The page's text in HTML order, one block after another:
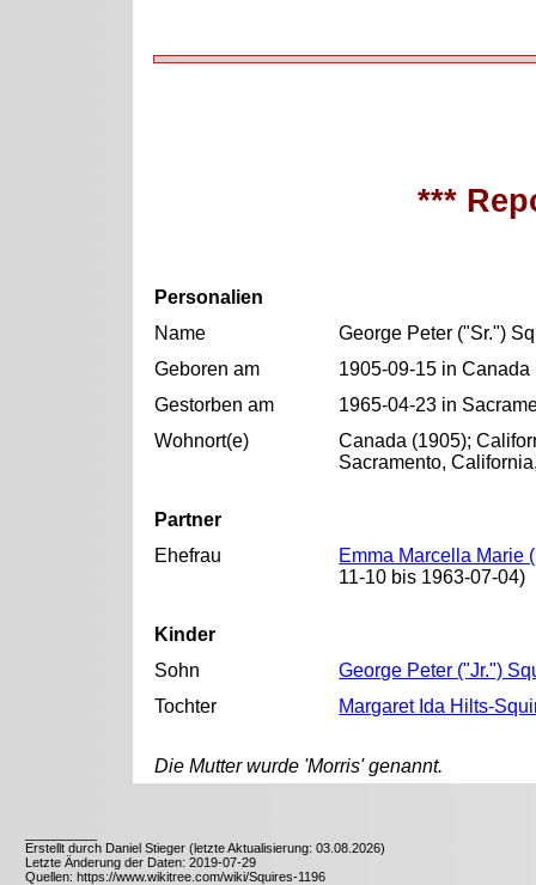
***
Personalien
Name
George Peter ("Sr.")
Geboren am
1905-09-15 in Canada
Gestorben am
1965-04-23 in
Wohnort(e)
Canada (1905);
Sacramento,
Partner
Ehefrau
Emma Marcella Marie
11-10 bis 1963-07-04)
Kinder
Sohn
George Peter ("Jr.")
Tochter
Margaret Ida Hilts-
Die Mutter wurde 'Morris' genannt.
Erstellt durch Daniel Stieger (letzte Aktualisierung: 03.08.2026)
Letzte Änderung der Daten: 2019-07-29
Quellen: https://www.wikitree.com/wiki/Squires-1196